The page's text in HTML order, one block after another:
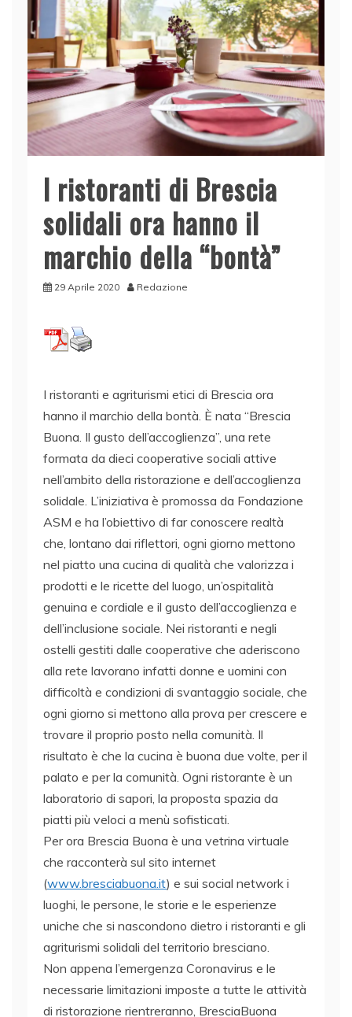
I ristoranti di Brescia
solidali ora hanno il
marchio della “bontà”
29 Aprile 2020 Redazione
I ristoranti e agriturismi etici di Brescia ora
hanno il marchio della bontà. È nata “Brescia
Buona. Il gusto dell’accoglienza”, una rete
formata da dieci cooperative sociali attive
nell’ambito della ristorazione e dell’accoglienza
solidale. L’iniziativa è promossa da Fondazione
ASM e ha l’obiettivo di far conoscere realtà
che, lontano dai riflettori, ogni giorno mettono
nel piatto una cucina di qualità che valorizza i
prodotti e le ricette del luogo, un’ospitalità
genuina e cordiale e il gusto dell’accoglienza e
dell’inclusione sociale. Nei ristoranti e negli
ostelli gestiti dalle cooperative che aderiscono
alla rete lavorano infatti donne e uomini con
difficoltà e condizioni di svantaggio sociale, che
ogni giorno si mettono alla prova per crescere e
trovare il proprio posto nella comunità. Il
risultato è che la cucina è buona due volte, per il
palato e per la comunità. Ogni ristorante è un
laboratorio di sapori, la proposta spazia da
piatti più veloci a menù sofisticati.
Per ora Brescia Buona è una vetrina virtuale
che racconterà sul sito internet
(www.bresciabuona.it) e sui social network i
luoghi, le persone, le storie e le esperienze
uniche che si nascondono dietro i ristoranti e gli
agriturismi solidali del territorio bresciano.
Non appena l’emergenza Coronavirus e le
necessarie limitazioni imposte a tutte le attività
di ristorazione rientreranno, BresciaBuona